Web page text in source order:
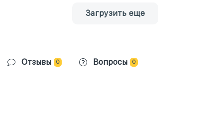
Загрузить еще
Отзывы 0 Вопросы 0